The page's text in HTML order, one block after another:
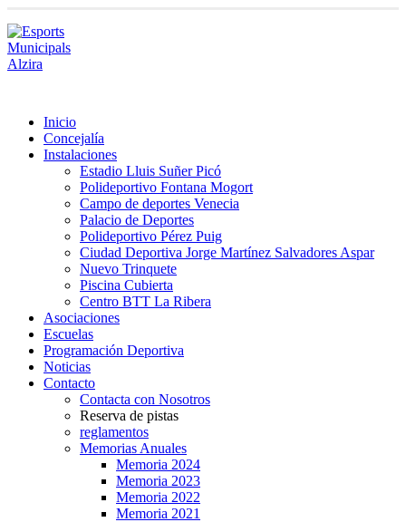
Inicio
Concejalía
Instalaciones
Estadio Lluis Suñer Picó
Polideportivo Fontana Mogort
Campo de deportes Venecia
Palacio de Deportes
Polideportivo Pérez Puig
Ciudad Deportiva Jorge Martínez Salvadores Aspar
Nuevo Trinquete
Piscina Cubierta
Centro BTT La Ribera
Asociaciones
Escuelas
Programación Deportiva
Noticias
Contacto
Contacta con Nosotros
Reserva de pistas
reglamentos
Memorias Anuales
Memoria 2024
Memoria 2023
Memoria 2022
Memoria 2021